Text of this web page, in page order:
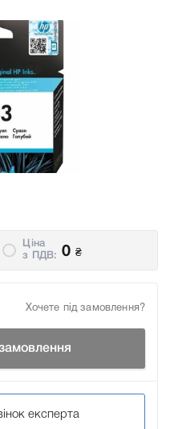
Ціна
з ПДВ:
0 ₴
Хочете під замовлення?
експерта